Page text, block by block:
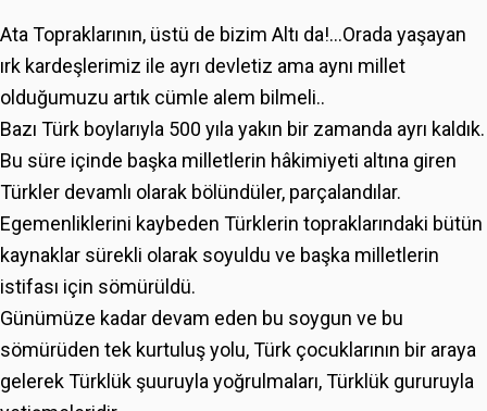
Ata Topraklarının, üstü de bizim Altı da!...Orada yaşayan
ırk kardeşlerimiz ile ayrı devletiz ama aynı millet
olduğumuzu artık cümle alem bilmeli..
Bazı Türk boylarıyla 500 yıla yakın bir zamanda ayrı kaldık.
Bu süre içinde başka milletlerin hâkimiyeti altına giren
Türkler devamlı olarak bölündüler, parçalandılar.
Egemenliklerini kaybeden Türklerin topraklarındaki bütün
kaynaklar sürekli olarak soyuldu ve başka milletlerin
istifası için sömürüldü.
Günümüze kadar devam eden bu soygun ve bu
sömürüden tek kurtuluş yolu, Türk çocuklarının bir araya
gelerek Türklük şuuruyla yoğrulmaları, Türklük gururuyla